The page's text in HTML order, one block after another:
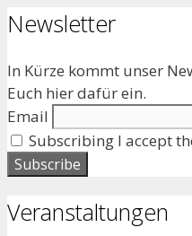
Newsletter
In Kürze kommt unser
Euch hier dafür ein.
Email
Subscribing I accept
Veranstaltungen